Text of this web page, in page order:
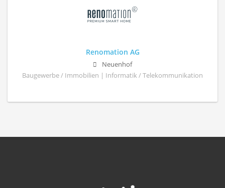
Renomation AG
Neuenhof
Baugewerbe / Immobilien | Informatik / Telekommunikation